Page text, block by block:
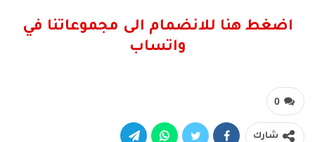
اضغط هنا للانضمام الى مجموعاتنا في
واتساب
0
شارك